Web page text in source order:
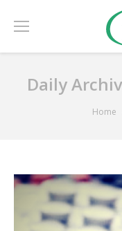
Daily
Home